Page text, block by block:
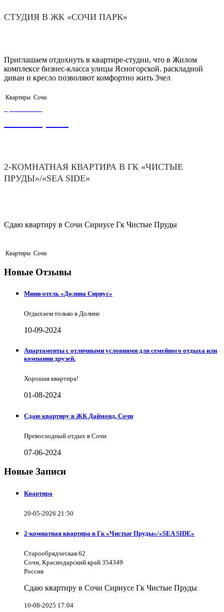
СТУДИЯ В ЖК «СОЧИ ПАРК»
Приглашаем отдохнуть в квартире-студии, что в Жилом
комплексе бизнес-класса улицы Ясногорской. раскладной
диван и кресло позволяют комфортно жить 3чел
Квартиры Сочи
2-КОМНАТНАЯ КВАРТИРА В ГК «ЧИСТЫЕ
ПРУДЫ»/«SEA SIDE»
Сдаю квартиру в Сочи Сириусе Гк Чистые Пруды
Квартиры Сочи
Новые Отзывы
Мини-отель «Долина Сириус»
Отдыхаем только в Долине
10-09-2024
Апартаменты с отличными условиями для семейного отдыха или
компании друзей.
Хорошая квартира!
01-08-2024
Сдаю квартиру в ЖК Даймонд, Сочи
Превосходный отдых в Сочи
07-06-2024
Новые Записи
Квартира
20-05-2026 21:50
2-комнатная квартира в Гк «Чистые Пруды»/«SEA SIDE»
Старообрядческая 62
Сочи, Краснодарский край 354349
Россия
Сдаю квартиру в Сочи Сириусе Гк Чистые Пруды
10-08-2025 17:04